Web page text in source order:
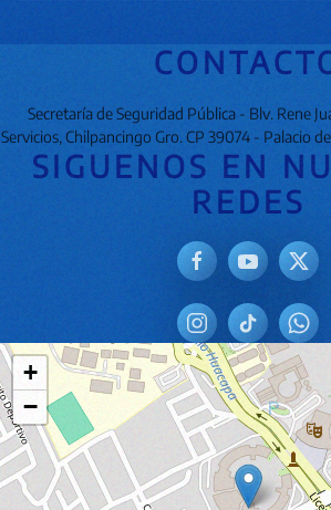
Secretaría de Seguridad Pública - Blv. Rene
Servicios, Chilpancingo Gro. CP 39074 - Palacio
SIGUENOS EN
REDES
+
−